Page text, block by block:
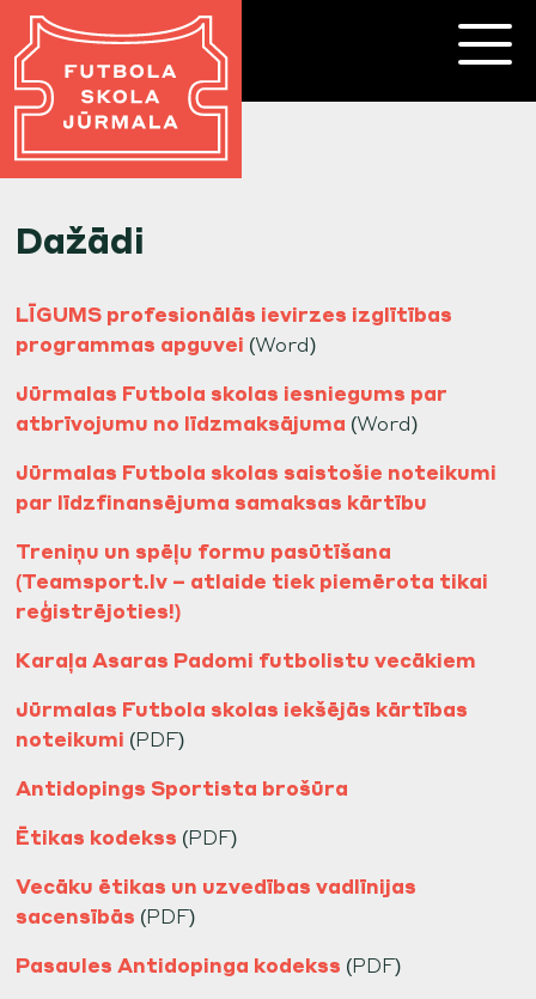
Futbola
Skola
Jūrmala
Dažādi
LĪGUMS profesionālās ievirzes izglītības
programmas apguvei (Word)
Jūrmalas Futbola skolas iesniegums par
atbrīvojumu no līdzmaksājuma (Word)
Jūrmalas Futbola skolas saistošie noteikumi
par līdzfinansējuma samaksas kārtību
Treniņu un spēļu formu pasūtīšana
(Teamsport.lv – atlaide tiek piemērota tikai
reģistrējoties!)
Karaļa Asaras Padomi futbolistu vecākiem
Jūrmalas Futbola skolas iekšējās kārtības
noteikumi (PDF)
Antidopings Sportista brošūra
Ētikas kodekss (PDF)
Vecāku ētikas un uzvedības vadlīnijas
sacensībās (PDF)
Pasaules Antidopinga kodekss (PDF)